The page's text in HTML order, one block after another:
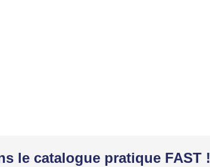
le catalogue pratique FAST !